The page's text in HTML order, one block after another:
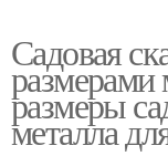
Садовая
размерами
размеры
металла